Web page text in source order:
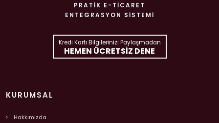
PRATIK E-TICARET
ENTEGRASYON SISTEMI
Kredi Kartı Bilgilerinizi Paylaşmadan
HEMEN ÜCRETSIZ DENE
KURUMSAL
Hakkımızda